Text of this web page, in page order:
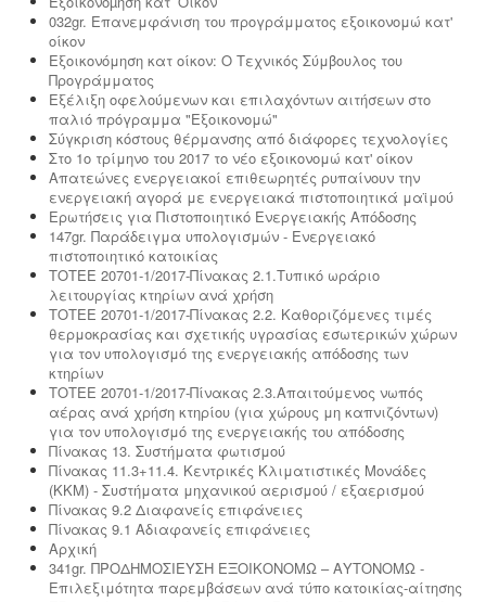
032gr. Επανεμφάνιση του προγράμματος εξοικονομώ κατ'
οίκον
Εξοικονόμηση κατ οίκον: Ο Τεχνικός Σύμβουλος του
Προγράμματος
Εξέλιξη οφελούμενων και επιλαχόντων αιτήσεων στο
παλιό πρόγραμμα "Εξοικονομώ"
Σύγκριση κόστους θέρμανσης από διάφορες τεχνολογίες
Στο 1ο τρίμηνο του 2017 το νέο εξοικονομώ κατ' οίκον
Απατεώνες ενεργειακοί επιθεωρητές ρυπαίνουν την
ενεργειακή αγορά με ενεργειακά πιστοποιητικά μαϊμού
Ερωτήσεις για Πιστοποιητικό Ενεργειακής Απόδοσης
147gr. Παράδειγμα υπολογισμών - Ενεργειακό
πιστοποιητικό κατοικίας
ΤΟΤΕΕ 20701-1/2017-Πίνακας 2.1.Τυπικό ωράριο
λειτουργίας κτηρίων ανά χρήση
ΤΟΤΕΕ 20701-1/2017-Πίνακας 2.2. Καθοριζόμενες τιμές
θερμοκρασίας και σχετικής υγρασίας εσωτερικών χώρων
για τον υπολογισμό της ενεργειακής απόδοσης των
κτηρίων
ΤΟΤΕΕ 20701-1/2017-Πίνακας 2.3.Απαιτούμενος νωπός
αέρας ανά χρήση κτηρίου (για χώρους μη καπνιζόντων)
για τον υπολογισμό της ενεργειακής του απόδοσης
Πίνακας 13. Συστήματα φωτισμού
Πίνακας 11.3+11.4. Κεντρικές Κλιματιστικές Μονάδες
(ΚΚΜ) - Συστήματα μηχανικού αερισμού / εξαερισμού
Πίνακας 9.2 Διαφανείς επιφάνειες
Πίνακας 9.1 Αδιαφανείς επιφάνειες
Αρχική
341gr. ΠΡΟΔΗΜΟΣΙΕΥΣΗ ΕΞΟΙΚΟΝΟΜΩ – ΑΥΤΟΝΟΜΩ -
Επιλεξιμότητα παρεμβάσεων ανά τύπο κατοικίας-αίτησης